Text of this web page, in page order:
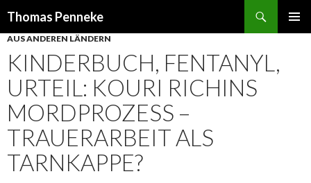
Thomas Penneke
ZUM
INHALT
AUS ANDEREN LÄNDERN
KINDERBUCH, FENTANYL,
URTEIL: KOURI RICHINS
MORDPROZESS –
TRAUERARBEIT ALS
TARNKAPPE?